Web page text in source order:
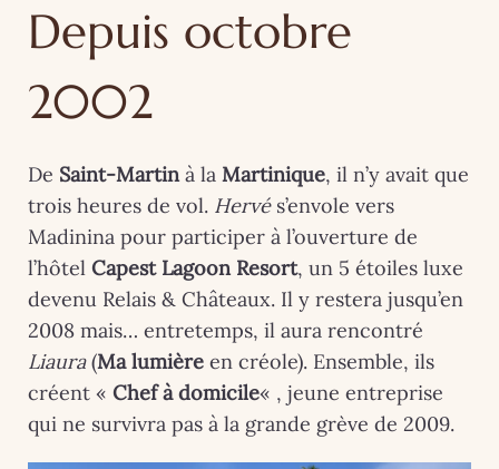
Depuis octobre
2002
De Saint-Martin à la Martinique, il n’y avait que
trois heures de vol. Hervés’envole vers
Madinina pour participer à l’ouverture de
l’hôtel Capest Lagoon Resort, un 5 étoiles luxe
devenu Relais & Châteaux. Il y restera jusqu’en
2008 mais… entretemps, il aura rencontré
Liaura(Ma lumière en créole). Ensemble, ils
créent « Chef à domicile« , jeune entreprise
qui ne survivra pas à la grande grève de 2009.